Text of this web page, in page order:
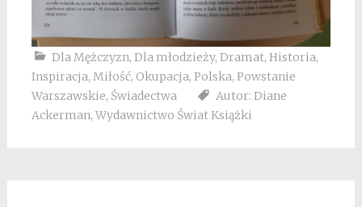
Dla Mężczyzn, Dla młodzieży, Dramat, Historia,
Inspiracja, Miłość, Okupacja, Polska, Powstanie
Warszawskie, Świadectwa
Autor: Diane
Ackerman, Wydawnictwo Świat Książki